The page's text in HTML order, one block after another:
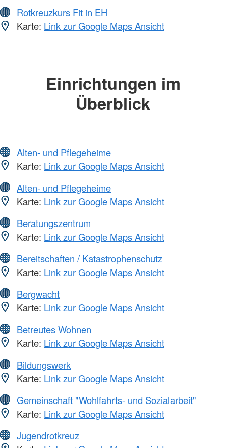
Rotkreuzkurs Fit in EH
Karte: Link zur Google Maps Ansicht
Einrichtungen im
Überblick
Alten- und Pflegeheime
Karte: Link zur Google Maps Ansicht
Alten- und Pflegeheime
Karte: Link zur Google Maps Ansicht
Beratungszentrum
Karte: Link zur Google Maps Ansicht
Bereitschaften / Katastrophenschutz
Karte: Link zur Google Maps Ansicht
Bergwacht
Karte: Link zur Google Maps Ansicht
Betreutes Wohnen
Karte: Link zur Google Maps Ansicht
Bildungswerk
Karte: Link zur Google Maps Ansicht
Gemeinschaft "Wohlfahrts- und Sozialarbeit"
Karte: Link zur Google Maps Ansicht
Jugendrotkreuz